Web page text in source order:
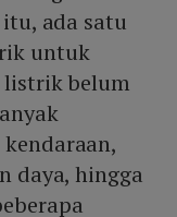
ada satu
untuk
listrik belum
daya, hingga